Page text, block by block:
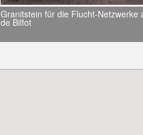
Granitstein für die Flucht-Netzwerke
de Bilfot